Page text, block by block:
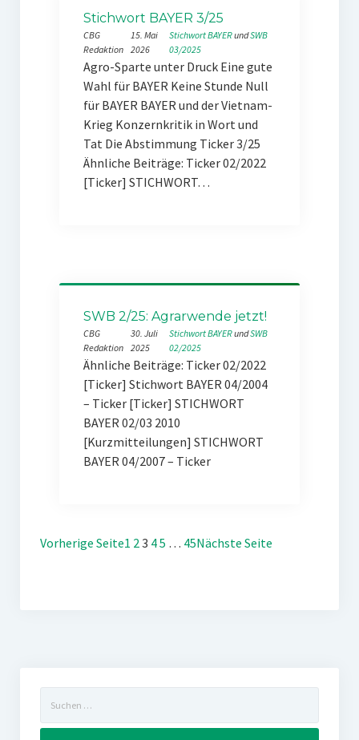
Stichwort BAYER 3/25
CBG
Redaktion
15. Mai
2026
Stichwort BAYER und SWB
03/2025
Agro-Sparte unter Druck Eine gute
Wahl für BAYER Keine Stunde Null
für BAYER BAYER und der Vietnam-
Krieg Konzernkritik in Wort und
Tat Die Abstimmung Ticker 3/25
Ähnliche Beiträge: Ticker 02/2022
[Ticker] STICHWORT…
SWB 2/25: Agrarwende jetzt!
CBG
Redaktion
30. Juli
2025
Stichwort BAYER und SWB
02/2025
Ähnliche Beiträge: Ticker 02/2022
[Ticker] Stichwort BAYER 04/2004
– Ticker [Ticker] STICHWORT
BAYER 02/03 2010
[Kurzmitteilungen] STICHWORT
BAYER 04/2007 – Ticker
Vorherige Seite1 23 45 … 45Nächste Seite
nach: